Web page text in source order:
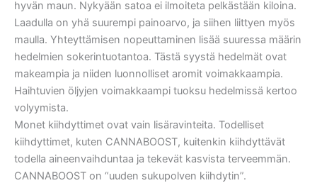
hyvän maun. Nykyään satoa ei ilmoiteta pelkästään kiloina.
Laadulla on yhä suurempi painoarvo, ja siihen liittyen myös
maulla. Yhteyttämisen nopeuttaminen lisää suuressa määrin
hedelmien sokerintuotantoa. Tästä syystä hedelmät ovat
makeampia ja niiden luonnolliset aromit voimakkaampia.
Haihtuvien öljyjen voimakkaampi tuoksu hedelmissä kertoo
volyymista.
Monet kiihdyttimet ovat vain lisäravinteita. Todelliset
kiihdyttimet, kuten CANNABOOST, kuitenkin kiihdyttävät
todella aineenvaihduntaa ja tekevät kasvista terveemmän.
CANNABOOST on “uuden sukupolven kiihdytin”.